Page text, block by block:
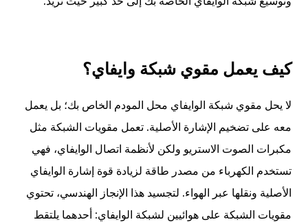
كيف يعمل مقوي شبكة وايفاي؟
لا يحل مقوي شبكة الوايفاي محل المودم الخاص بك؛ بل يعمل
معه على تضخيم الإشارة الأصلية. تعمل مقويات الشبكة مثل
مكبرات الصوت الاستريو ولكن لأنظمة اتصال الوايفاي، فهي
تستخدم الكهرباء من مصدر طاقة لزيادة قوة إشارة الوايفاي
الأصلية ونقلها عبر الهواء. لتجسيد هذا الإنجاز الهندسي، تحتوي
مقويات الشبكة على هوائيين لشبكة الوايفاي: أحدهما يلتقط